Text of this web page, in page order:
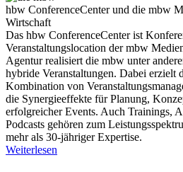
hbw ConferenceCenter und die mbw
Wirtschaft
Das hbw ConferenceCenter ist
Veranstaltungslocation der mbw
Agentur realisiert die mbw unter
hybride Veranstaltungen. Dabei erzielt
Kombination von
die Synergieeffekte für Planung,
erfolgreicher Events. Auch Trainings,
Podcasts gehören zum
mehr als 30-jähriger Expertise.
Weiterlesen